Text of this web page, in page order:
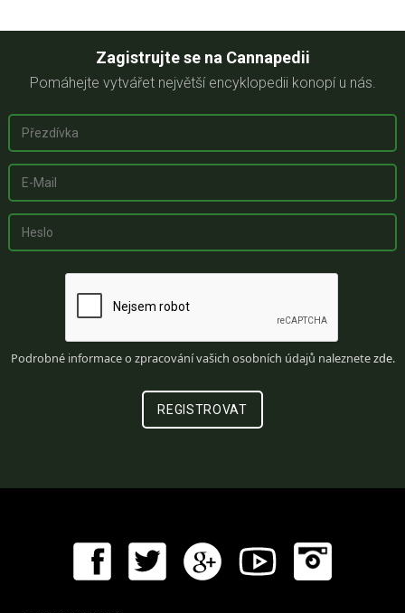
Zagistrujte se na Cannapedii
Pomáhejte vytvářet největší encyklopedii konopí u nás.
Podrobné informace o zpracování vašich osobních údajů naleznetezde.